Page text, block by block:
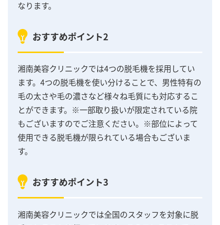
なります。
おすすめポイント2
湘南美容クリニックでは4つの脱毛機を採用してい
ます。4つの脱毛機を使い分けることで、男性特有の
毛の太さや毛の濃さなど様々ね毛質にも対応するこ
とができます。※一部取り扱いが限定されている院
もございますのでご注意ください。※部位によって
使用できる脱毛機が限られている場合もございま
す。
おすすめポイント3
湘南美容クリニックでは全国のスタッフを対象に脱